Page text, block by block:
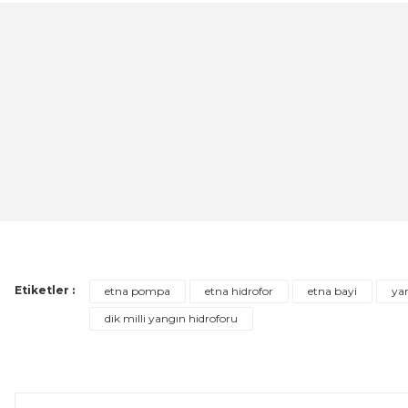
Etiketler : etna pompa etna hidrofor etna bayi
dik milli yangın hidroforu